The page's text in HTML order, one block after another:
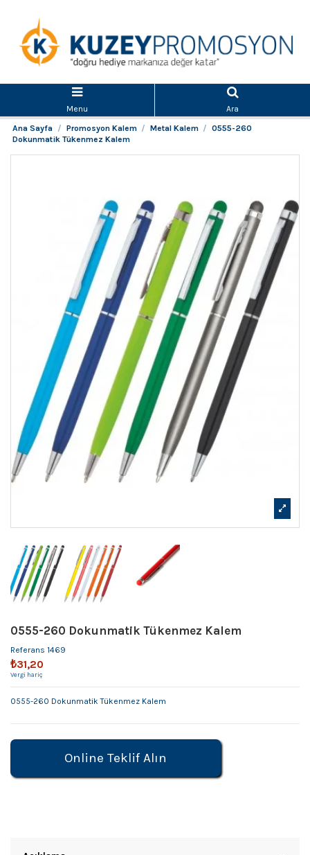
Menu
Ara
Ana Sayfa
Promosyon Kalem Metal Kalem
0555-260
Dokunmatik Tükenmez Kalem
0555-260 Dokunmatik Tükenmez Kalem
Referans 1469
₺31,20
Vergi hariç
0555-260 Dokunmatik Tükenmez Kalem
Online Teklif Alın